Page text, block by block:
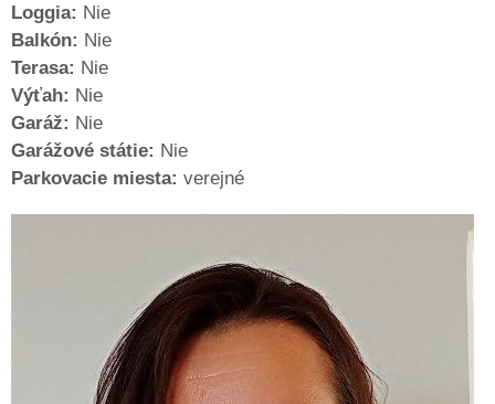
Loggia: Nie
Balkón: Nie
Terasa: Nie
Výťah: Nie
Garáž: Nie
Garážové státie: Nie
Parkovacie miesta: verejné